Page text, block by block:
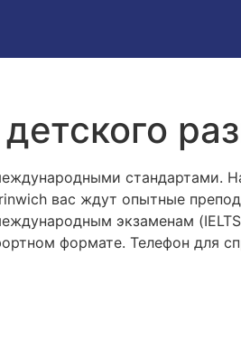
стандартами.
вас ждут опытные
экзаменам
формате. Телефон для